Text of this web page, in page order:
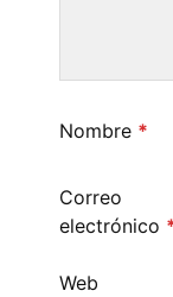
Nombre *
Correo
electrónico
Web